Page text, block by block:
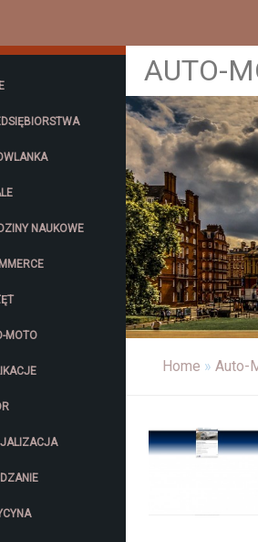
NAUKOWE
MOTO
AUTO-
Home » Auto-